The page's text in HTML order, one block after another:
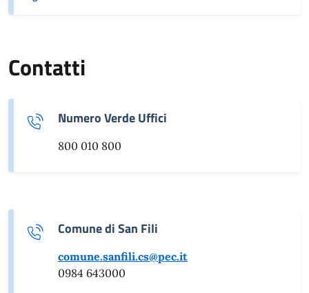
Contatti
Numero Verde Uffici
800 010 800
Comune di San Fili
comune.sanfili.cs@pec.it
0984 643000